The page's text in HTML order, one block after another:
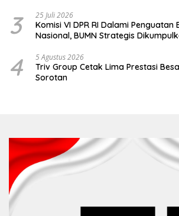
3 25 Juli 2026
Komisi VI DPR RI Dalami
Nasional, BUMN Strategis
4 5 Agustus 2026
Triv Group Cetak Lima Prestasi
Sorotan